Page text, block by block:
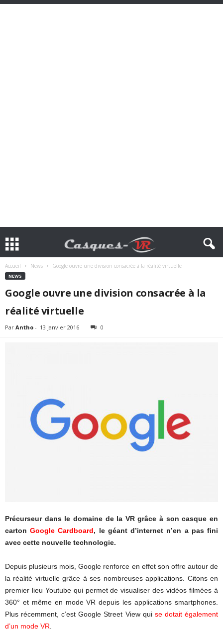
Accueil News Google ouvre une division consacrée à la réalité virtuelle
NEWS
Google ouvre une division consacrée à la
réalité virtuelle
Par Antho - 13 janvier 2016 0
Précurseur dans le domaine de la VR grâce à son casque en
cartonGoogle Cardboard, le géant d’internet n’en a pas fini
avec cette nouvelle technologie.
Depuis plusieurs mois, Google renforce en effet son offre autour de
la réalité virtuelle grâce à ses nombreuses applications. Citons en
premier lieu Youtube qui permet de visualiser des vidéos filmées à
360° et même en mode VR depuis les applications smartphones.
Plus récemment, c’est Google Street View qui se dotait également
d’un mode VR